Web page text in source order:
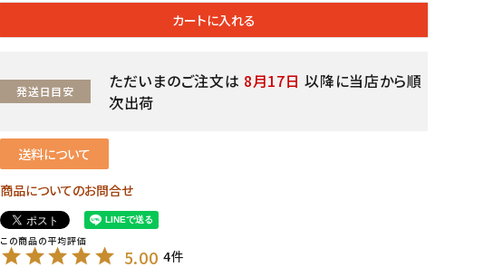
カートに入れる
発送日目安 ただいまのご注文は 8月17日 以降に当店から順
次出荷
送料について
商品についてのお問合せ
5.00 4